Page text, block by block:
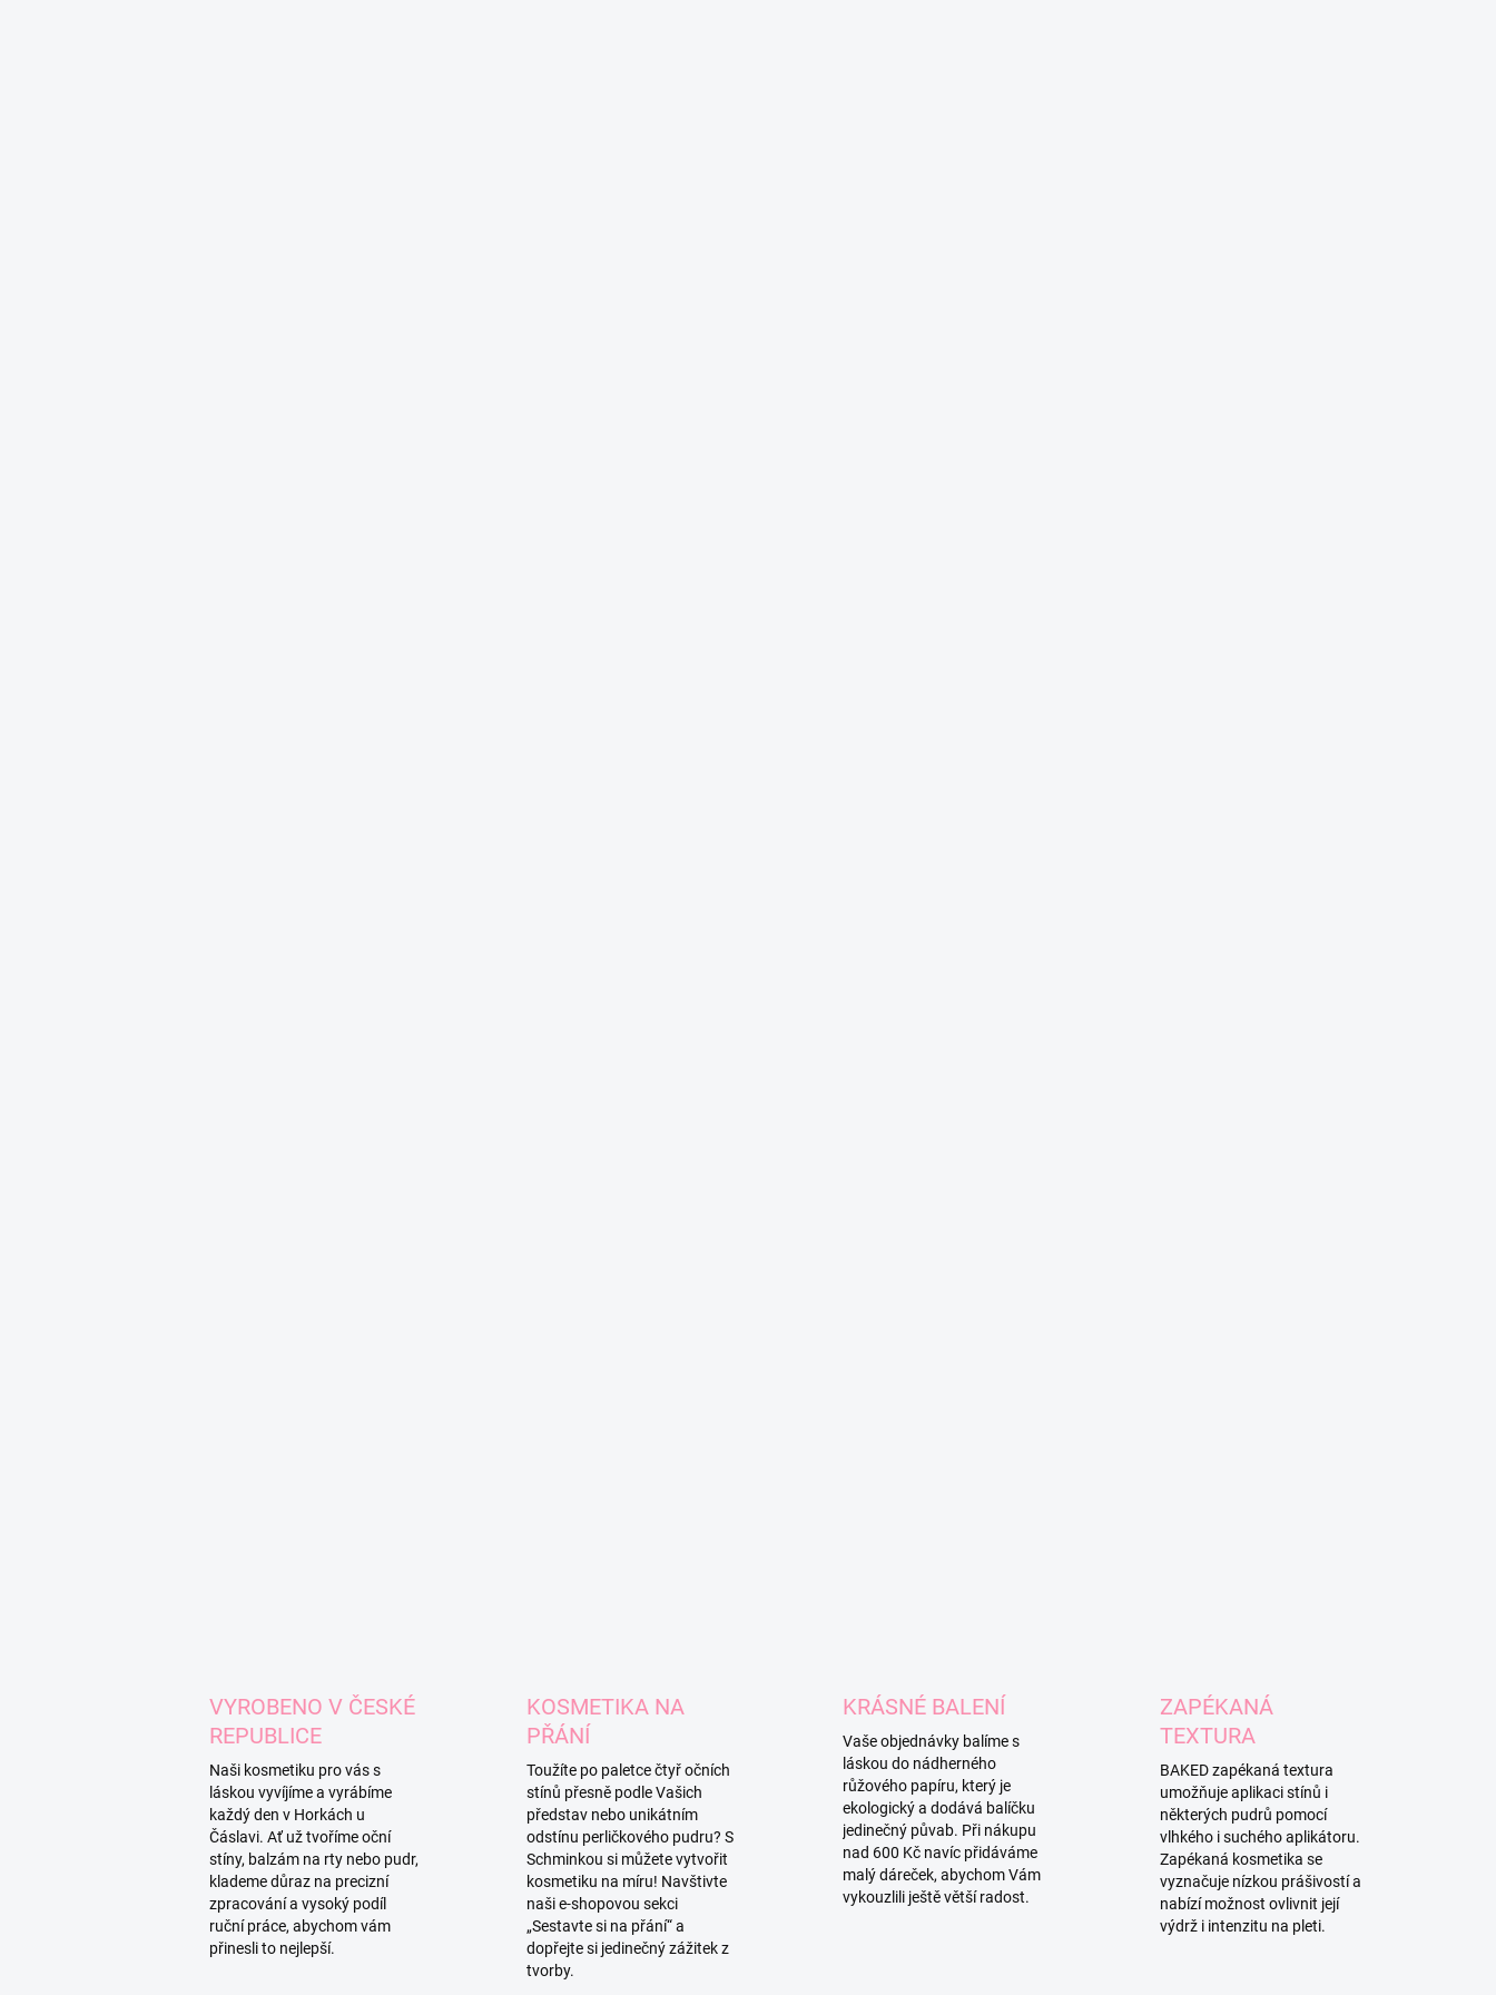
VYROBENO V ČESKÉ
REPUBLICE
Naši kosmetiku pro vás s
láskou vyvíjíme a vyrábíme
každý den v Horkách u
Čáslavi. Ať už tvoříme oční
stíny, balzám na rty nebo pudr,
klademe důraz na precizní
zpracování a vysoký podíl
ruční práce, abychom vám
přinesli to nejlepší.
KOSMETIKA NA
PŘÁNÍ
Toužíte po paletce čtyř očních
stínů přesně podle Vašich
představ nebo unikátním
odstínu perličkového pudru? S
Schminkou si můžete vytvořit
kosmetiku na míru! Navštivte
naši e-shopovou sekci
„Sestavte si na přání“ a
dopřejte si jedinečný zážitek z
tvorby.
KRÁSNÉ BALENÍ
Vaše objednávky balíme s
láskou do nádherného
růžového papíru, který je
ekologický a dodává balíčku
jedinečný půvab. Při nákupu
nad 600 Kč navíc přidáváme
malý dáreček, abychom Vám
vykouzlili ještě větší radost.
ZAPÉKANÁ
TEXTURA
BAKED zapékaná textura
umožňuje aplikaci stínů i
některých pudrů pomocí
vlhkého i suchého aplikátoru.
Zapékaná kosmetika se
vyznačuje nízkou prášivostí a
nabízí možnost ovlivnit její
výdrž i intenzitu na pleti.